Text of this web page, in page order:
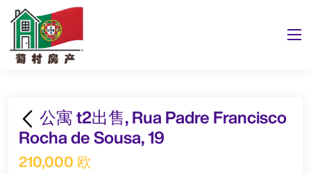
公寓 t2出售, Rua Padre Francisco
Rocha de Sousa, 19
210,000 欧